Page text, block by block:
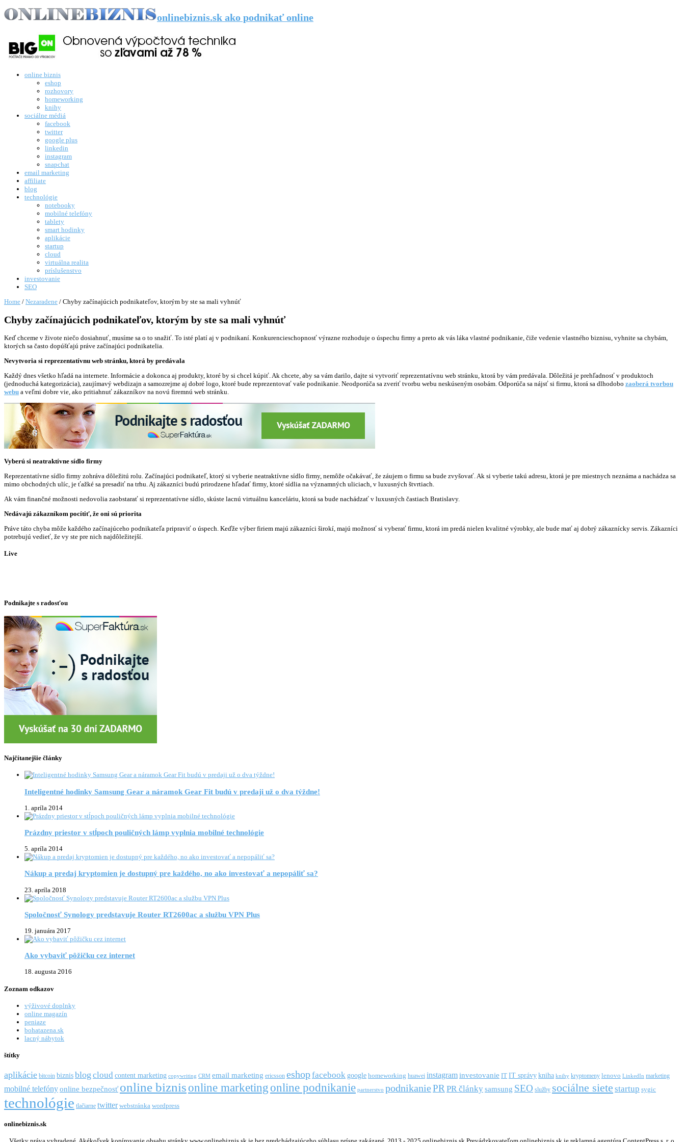
onlinebiznis.sk ako podnikať online
online biznis
eshop
rozhovory
homeworking
knihy
sociálne médiá
facebook
twitter
google plus
linkedin
instagram
snapchat
email marketing
affiliate
blog
technológie
notebooky
mobilné telefóny
tablety
smart hodinky
aplikácie
startup
cloud
virtuálna realita
príslušenstvo
investovanie
SEO
Home / Nezaradene / Chyby začínajúcich podnikateľov, ktorým by ste sa mali vyhnúť
Chyby začínajúcich podnikateľov, ktorým by ste sa mali vyhnúť
Keď chceme v živote niečo dosiahnuť, musíme sa o to snažiť. To isté platí aj v podnikaní. Konkurencieschopnosť výrazne rozhoduje o úspechu firmy a preto ak vás láka vlastné podnikanie, čiže vedenie vlastného biznisu, vyhnite sa chybám,
ktorých sa často dopúšťajú práve začínajúci podnikatelia.
Nevytvoria si reprezentatívnu web stránku, ktorá by predávala
Každý dnes všetko hľadá na internete. Informácie a dokonca aj produkty, ktoré by si chcel kúpiť. Ak chcete, aby sa vám darilo, dajte si vytvoriť reprezentatívnu web stránku, ktorá by vám predávala. Dôležitá je prehľadnosť v produktoch
(jednoduchá kategorizácia), zaujímavý webdizajn a samozrejme aj dobré logo, ktoré bude reprezentovať vaše podnikanie. Neodporúča sa zveriť tvorbu webu neskúseným osobám. Odporúča sa nájsť si firmu, ktorá sa dlhodobo zaoberá tvorbou
webu a veľmi dobre vie, ako pritiahnuť zákazníkov na novú firemnú web stránku.
Vyberú si neatraktívne sídlo firmy
Reprezentatívne sídlo firmy zohráva dôležitú rolu. Začínajúci podnikateľ, ktorý si vyberie neatraktívne sídlo firmy, nemôže očakávať, že záujem o firmu sa bude zvyšovať. Ak si vyberie takú adresu, ktorá je pre miestnych neznáma a nachádza sa
mimo obchodných ulíc, je ťažké sa presadiť na trhu. Aj zákazníci budú prirodzene hľadať firmy, ktoré sídlia na významných uliciach, v luxusných štvrtiach.
Ak vám finančné možnosti nedovolia zaobstarať si reprezentatívne sídlo, skúste lacnú virtuálnu kanceláriu, ktorá sa bude nachádzať v luxusných častiach Bratislavy.
Nedávajú zákazníkom pocítiť, že oni sú priorita
Práve táto chyba môže každého začínajúceho podnikateľa pripraviť o úspech. Keďže výber firiem majú zákazníci širokí, majú možnosť si vyberať firmu, ktorá im predá nielen kvalitné výrobky, ale bude mať aj dobrý zákaznícky servis. Zákazníci
potrebujú vedieť, že vy ste pre nich najdôležitejší.
Live
Podnikajte s radosťou
Najčítanejšie články
Inteligentné hodinky Samsung Gear a náramok Gear Fit budú v predaji už o dva týždne!
1. apríla 2014
Prázdny priestor v stĺpoch pouličných lámp vyplnia mobilné technológie
5. apríla 2014
Nákup a predaj kryptomien je dostupný pre každého, no ako investovať a nepopáliť sa?
23. apríla 2018
Spoločnosť Synology predstavuje Router RT2600ac a službu VPN Plus
19. januára 2017
Ako vybaviť pôžičku cez internet
18. augusta 2016
Zoznam odkazov
výživové doplnky
online magazín
peniaze
bohatazena.sk
lacný nábytok
štítky
aplikácie bitcoin biznisblog cloud content marketing copywriting CRM email marketing ericsson eshopfacebook google homeworking huawei instagraminvestovanie IT IT správykniha knihy kryptomeny lenovo LinkedIn marketing
mobilné telefónyonline bezpečnosť online biznisonline marketingonline podnikanie partnerstvo podnikaniePR PR článkysamsung SEO služby sociálne siete startup sygic
technológie tlačiarne twitter webstránka wordpress
onlinebiznis.sk